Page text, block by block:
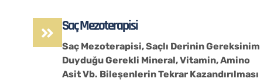
Saç Mezoterapisi
Saç Mezoterapisi, Saçlı Derinin Gereksinim
Duyduğu Gerekli Mineral, Vitamin, Amino
Asit Vb. Bileşenlerin Tekrar Kazandırılması